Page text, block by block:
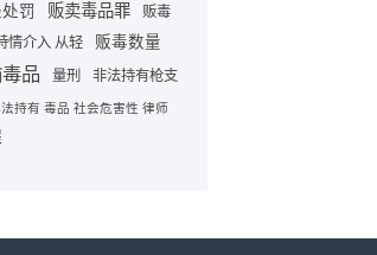
罚 贩卖毒品罪
贩毒
情介入 从轻
贩毒数量
品 量刑 非法持有枪支
持有 毒品 社会危害性 律师